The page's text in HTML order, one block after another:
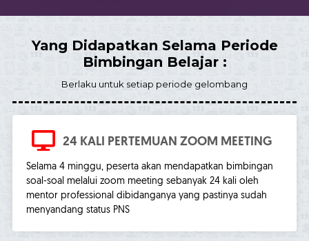
Yang Didapatkan Selama Periode
Bimbingan Belajar :
Berlaku untuk setiap periode gelombang
24 KALI PERTEMUAN ZOOM MEETING
Selama 4 minggu, peserta akan mendapatkan bimbingan
soal-soal melalui zoom meeting sebanyak 24 kali oleh
mentor professional dibidanganya yang pastinya sudah
menyandang status PNS